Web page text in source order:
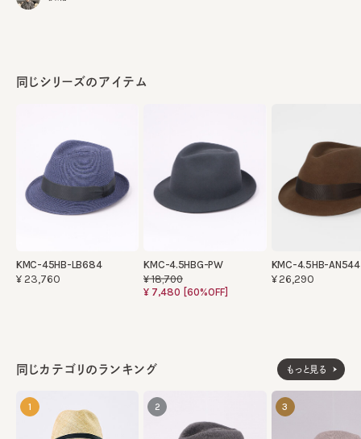
同じシリーズのアイテム
KMC-45HB-LB684
¥23,760
KMC-4.5HBG-PW
¥18,700
¥7,480 [60%OFF]
KMC-4.5HB-AN544
¥26,290
同じカテゴリのランキング もっと見る
1 2 3